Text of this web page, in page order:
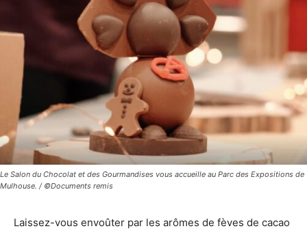
Le Salon du Chocolat et des Gourmandises vous accueille au Parc des Expositions de
Mulhouse. / ©Documents remis
Laissez-vous envoûter par les arômes de fèves de cacao